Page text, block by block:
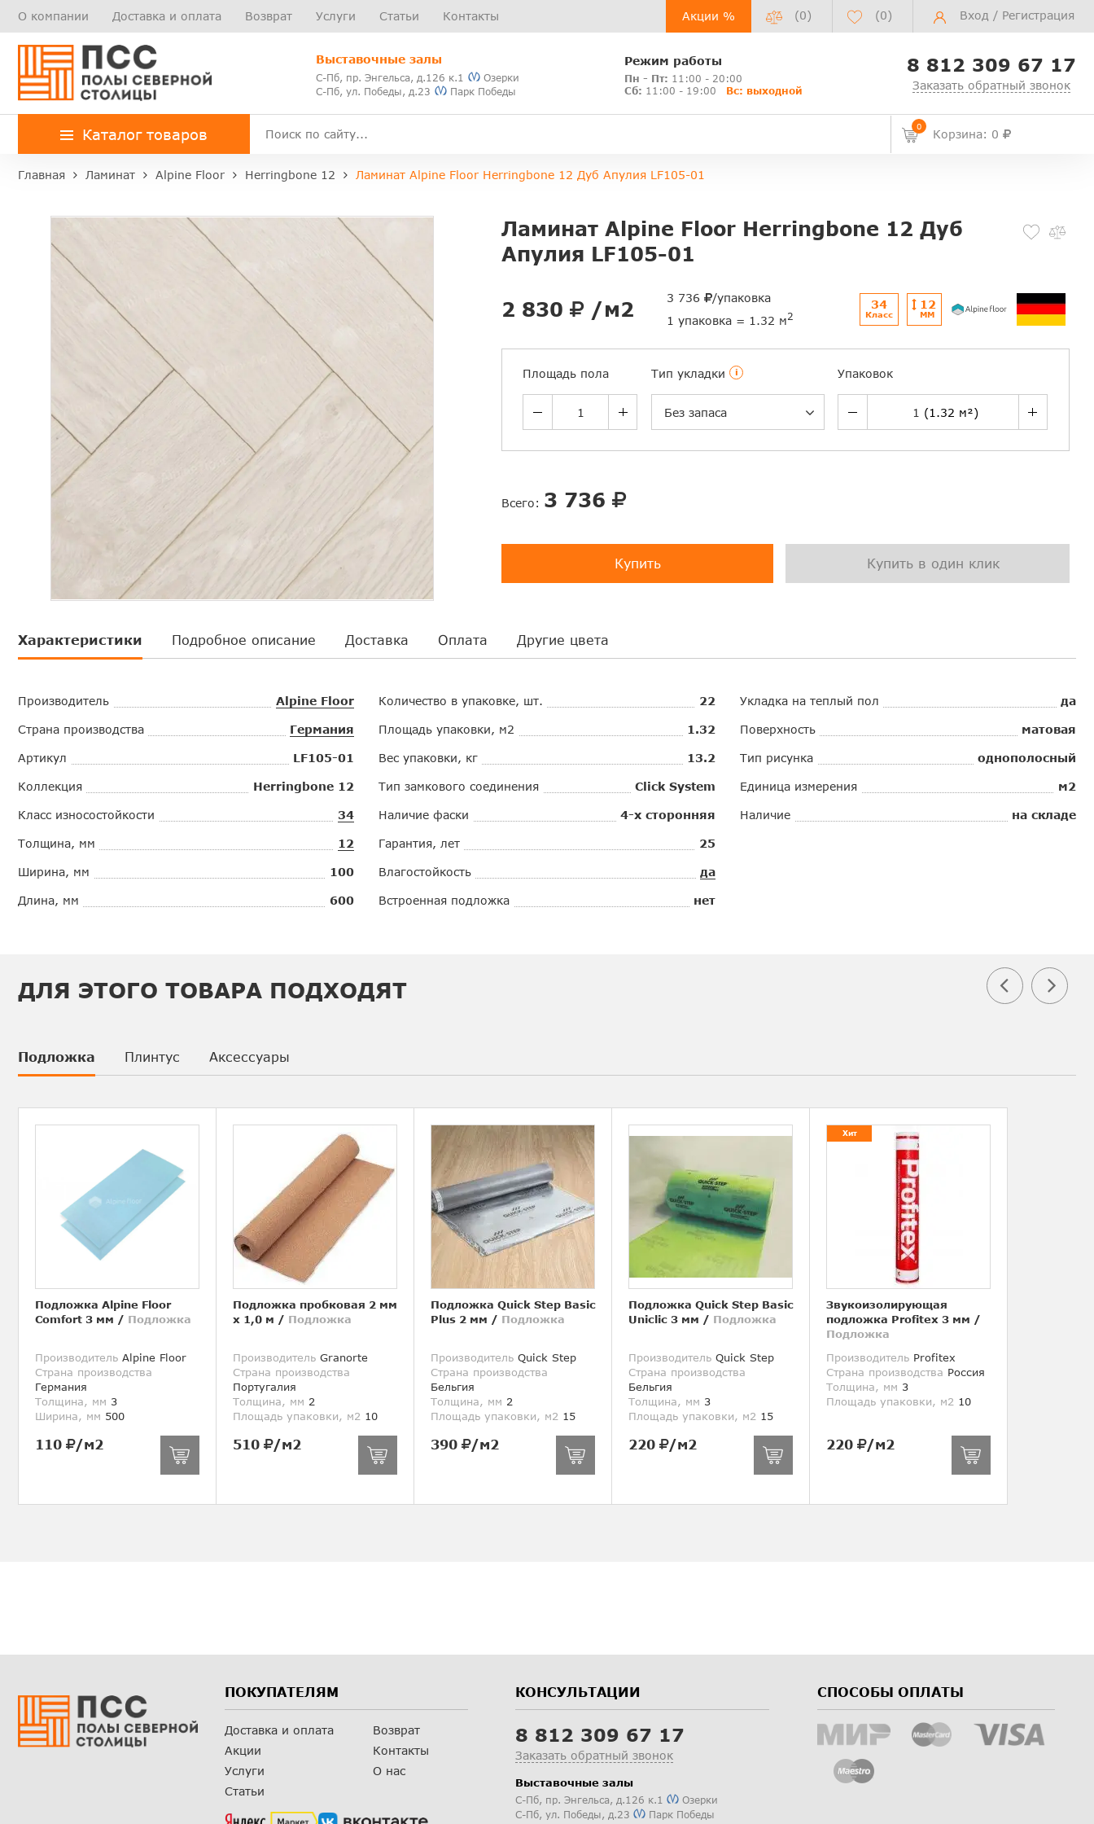
О компании Доставка и оплата Возврат Услуги Статьи Контакты Акции % (0) (0) Вход / Регистрация
Выставочные залы
С-Пб, пр. Энгельса, д.126 к.1
Озерки
С-Пб, ул. Победы, д.23
Парк Победы
Режим работы
Пн - Пт: 11:00 - 20:00
Сб: 11:00 - 19:00 Вс: выходной
8 812 309 67 17
Заказать обратный звонок
Каталог товаров 0
Корзина: 0
Главная Ламинат Alpine Floor Herringbone 12 Ламинат Alpine Floor Herringbone 12 Дуб Апулия LF105-01
Ламинат Alpine Floor Herringbone 12 Дуб
Апулия LF105-01
2 830 /м2 3 736
/упаковка
1 упаковка = 1.32 м2
34
Класс
12
ММ
Площадь пола Тип укладки i
Без запаса
Упаковок
Всего: 3 736
Купить Купить в один клик
Характеристики Подробное описание Доставка Оплата Другие цвета
Производитель Alpine Floor
Страна производства Германия
Артикул LF105-01
Коллекция Herringbone 12
Класс износостойкости 34
Толщина, мм 12
Ширина, мм 100
Длина, мм 600
Количество в упаковке, шт. 22
Площадь упаковки, м2 1.32
Вес упаковки, кг 13.2
Тип замкового соединения Click System
Наличие фаски 4-х сторонняя
Гарантия, лет 25
Влагостойкость да
Встроенная подложка нет
Укладка на теплый пол да
Поверхность матовая
Тип рисунка однополосный
Единица измерения м2
Наличие на складе
ДЛЯ ЭТОГО ТОВАРА ПОДХОДЯТ
Подложка Плинтус Аксессуары
Подложка Alpine Floor
Comfort 3 мм / Подложка
Производитель Alpine Floor
Страна производства
Германия
Толщина, мм 3
Ширина, мм 500
110 /м2
Подложка пробковая 2 мм
х 1,0 м / Подложка
Производитель Granorte
Страна производства
Португалия
Толщина, мм 2
Площадь упаковки, м2 10
510 /м2
Подложка Quick Step Basic
Plus 2 мм / Подложка
Производитель Quick Step
Страна производства
Бельгия
Толщина, мм 2
Площадь упаковки, м2 15
390 /м2
Подложка Quick Step Basic
Uniclic 3 мм / Подложка
Производитель Quick Step
Страна производства
Бельгия
Толщина, мм 3
Площадь упаковки, м2 15
220 /м2
Хит
Звукоизолирующая
подложка Profitex 3 мм /
Подложка
Производитель Profitex
Страна производства Россия
Толщина, мм 3
Площадь упаковки, м2 10
220 /м2
ПОКУПАТЕЛЯМ
Доставка и оплата
Акции
Услуги
Статьи
Возврат
Контакты
О нас
КОНСУЛЬТАЦИИ
8 812 309 67 17
Заказать обратный звонок
Выставочные залы
С-Пб, пр. Энгельса, д.126 к.1
Озерки
С-Пб, ул. Победы, д.23 Парк Победы
СПОСОБЫ ОПЛАТЫ